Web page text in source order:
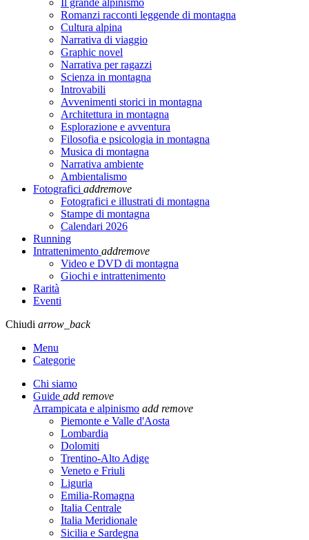
Il grande alpinismo
Romanzi racconti leggende di montagna
Cultura alpina
Narrativa di viaggio
Graphic novel
Narrativa per ragazzi
Scienza in montagna
Introvabili
Avvenimenti storici in montagna
Architettura in montagna
Esplorazione e avventura
Filosofia e psicologia in montagna
Musica di montagna
Narrativa ambiente
Ambientalismo
Fotografici addremove
Fotografici e illustrati di montagna
Stampe di montagna
Calendari 2026
Running
Intrattenimento addremove
Video e DVD di montagna
Giochi e intrattenimento
Rarità
Eventi
Chiudi arrow_back
Menu
Categorie
Chi siamo
Guide add remove
Arrampicata e alpinismo add remove
Piemonte e Valle d'Aosta
Lombardia
Dolomiti
Trentino-Alto Adige
Veneto e Friuli
Liguria
Emilia-Romagna
Italia Centrale
Italia Meridionale
Sicilia e Sardegna